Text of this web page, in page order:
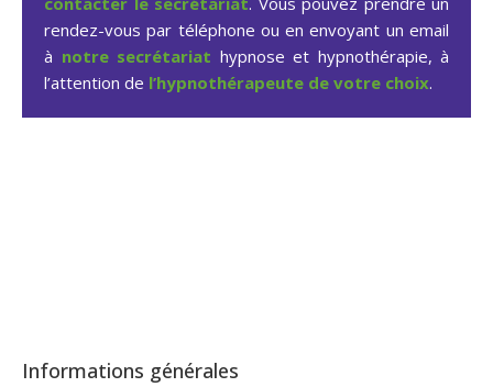
rendez-vous par téléphone ou en envoyant un email
à notre secrétariat hypnose et hypnothérapie, à
l’attention de l’hypnothérapeute de votre choix.
Informations générales